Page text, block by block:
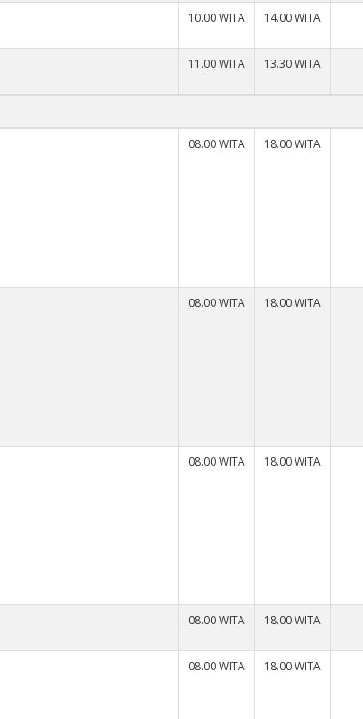
10.00 WITA 14.00 WITA
11.00 WITA 13.30 WITA
08.00 WITA 18.00 WITA
08.00 WITA 18.00 WITA
08.00 WITA 18.00 WITA
08.00 WITA 18.00 WITA
08.00 WITA 18.00 WITA